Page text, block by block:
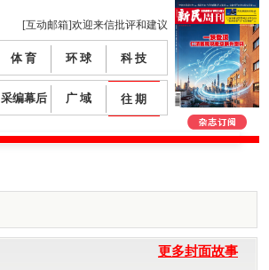
[互动邮箱]欢迎来信批评和建议
体 育 环 球 科 技
采编幕后 广 域 往 期
更多封面故事